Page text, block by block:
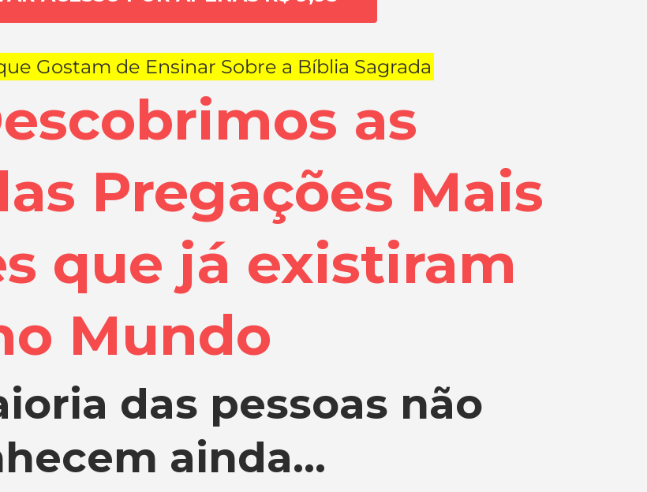
Gostam de Ensinar Sobre a Bíblia Sagrada
as
Pregações Mais
que já existiram
Mundo
das pessoas não
ainda...